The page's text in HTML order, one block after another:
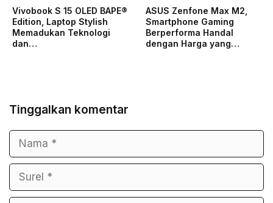
Vivobook S 15 OLED BAPE®
Edition, Laptop Stylish
Memadukan Teknologi
dan…
ASUS Zenfone Max M2,
Smartphone Gaming
Berperforma Handal
dengan Harga yang…
Tinggalkan komentar
Nama
Surel